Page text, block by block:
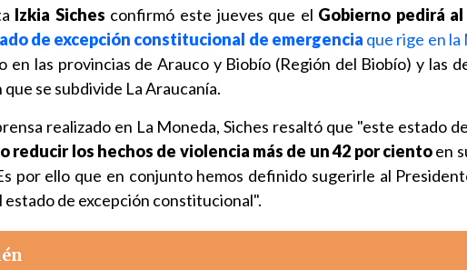
Izkia Siches confirmó este jueves que el Gobierno pedirá
de excepción constitucional de emergencia que rige en la
en las provincias de Arauco y Biobío (Región del Biobío) y las
que se subdivide La Araucanía.
realizado en La Moneda, Siches resaltó que "este estado
reducir los hechos de violencia más de un 42 por cientoen
por ello que en conjunto hemos definido sugerirle al
de excepción constitucional".